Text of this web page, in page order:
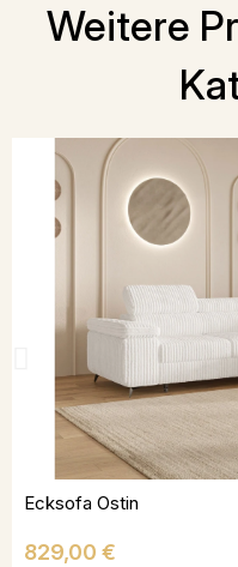
Weitere
Ecksofa Ostin
Preis
829,00 €